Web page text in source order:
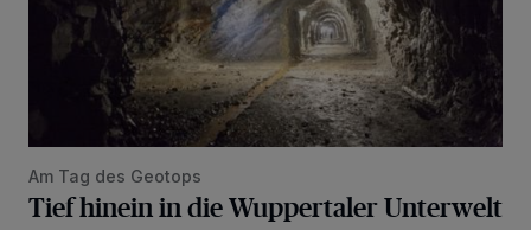
Am Tag des Geotops
Tief hinein in die Wuppertaler Unterwelt